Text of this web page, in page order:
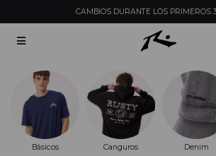
LOS PRIMEROS 30 DÍAS

Básicos Canguros Denim